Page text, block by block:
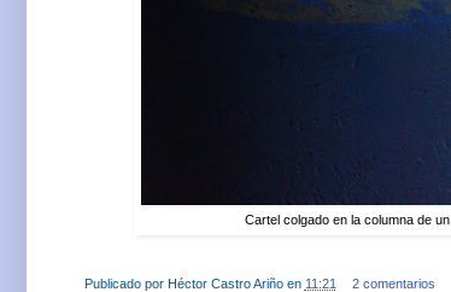
Cartel colgado en la columna de un
Publicado por Héctor Castro Ariño en 11:21 2 comentarios